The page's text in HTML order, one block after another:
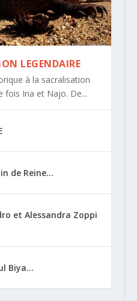
LEGENDAIRE
à la sacralisation
fois Ina et Najo. De...
de Reine…
et Alessandra Zoppi
Biya…